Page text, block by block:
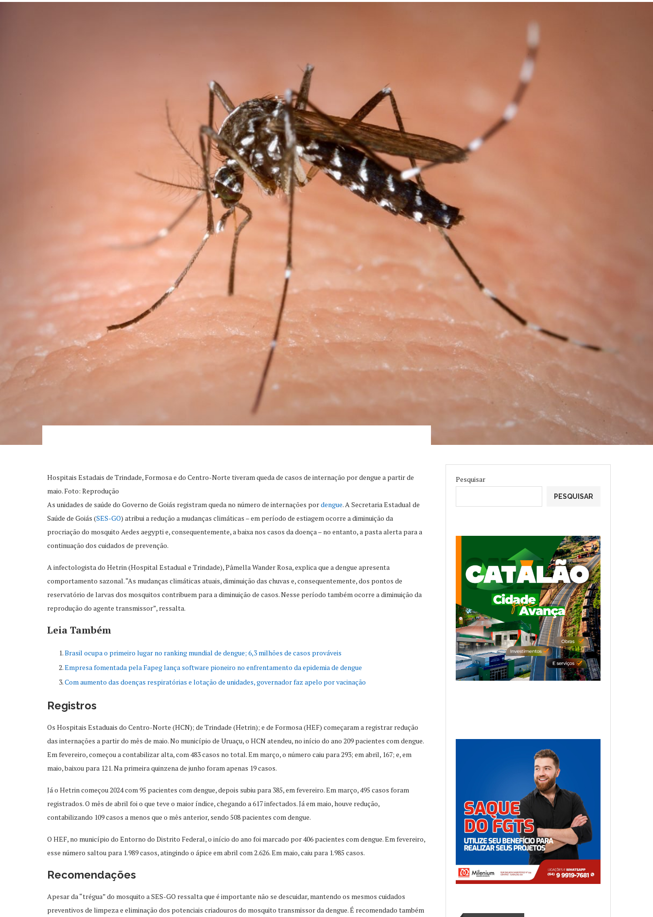
Hospitais Estadais de Trindade, Formosa e do Centro-Norte tiveram queda de casos de internação por dengue a partir de
maio. Foto: Reprodução
As unidades de saúde do Governo de Goiás registram queda no número de internações pordengue. A Secretaria Estadual de
Saúde de Goiás (SES-GO) atribui a redução a mudanças climáticas – em período de estiagem ocorre a diminuição da
procriação do mosquito Aedes aegypti e, consequentemente, a baixa nos casos da doença – no entanto, a pasta alerta para a
continuação dos cuidados de prevenção.
A infectologista do Hetrin (Hospital Estadual e Trindade), Pâmella Wander Rosa, explica que a dengue apresenta
comportamento sazonal. “As mudanças climáticas atuais, diminuição das chuvas e, consequentemente, dos pontos de
reservatório de larvas dos mosquitos contribuem para a diminuição de casos. Nesse período também ocorre a diminuição da
reprodução do agente transmissor”, ressalta.
Leia Também
Brasil ocupa o primeiro lugar no ranking mundial de dengue; 6,3 milhões de casos prováveis
Empresa fomentada pela Fapeg lança software pioneiro no enfrentamento da epidemia de dengue
Com aumento das doenças respiratórias e lotação de unidades, governador faz apelo por vacinação
Registros
Os Hospitais Estaduais do Centro-Norte (HCN); de Trindade (Hetrin); e de Formosa (HEF) começaram a registrar redução
das internações a partir do mês de maio. No município de Uruaçu, o HCN atendeu, no início do ano 209 pacientes com dengue.
Em fevereiro, começou a contabilizar alta, com 483 casos no total. Em março, o número caiu para 293; em abril, 167; e, em
maio, baixou para 121. Na primeira quinzena de junho foram apenas 19 casos.
Já o Hetrin começou 2024 com 95 pacientes com dengue, depois subiu para 385, em fevereiro. Em março, 495 casos foram
registrados. O mês de abril foi o que teve o maior índice, chegando a 617 infectados. Já em maio, houve redução,
contabilizando 109 casos a menos que o mês anterior, sendo 508 pacientes com dengue.
O HEF, no município do Entorno do Distrito Federal, o início do ano foi marcado por 406 pacientes com dengue. Em fevereiro,
esse número saltou para 1.989 casos, atingindo o ápice em abril com 2.626. Em maio, caiu para 1.985 casos.
Recomendações
Apesar da “trégua” do mosquito a SES-GO ressalta que é importante não se descuidar, mantendo os mesmos cuidados
preventivos de limpeza e eliminação dos potenciais criadouros do mosquito transmissor da dengue. É recomendado também
Pesquisar
PESQUISAR